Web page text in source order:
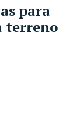
para
terreno